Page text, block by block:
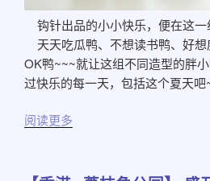
钩针出品的小小快乐，便在这一
天天吃瓜鸭、不想读书鸭、好
OK鸭~~~就让这组不同造型的胖
过快乐的每一天，包括这个夏天
阅读更多